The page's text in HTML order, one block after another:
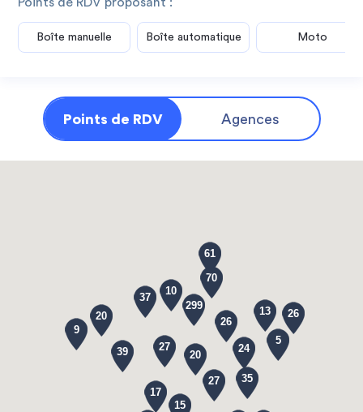
Boîte manuelle Boîte automatique Moto
Points de RDV Agences
35
70
27
26
37
17
20
15
24
299
20
9
27
39
13
61
26
10
5